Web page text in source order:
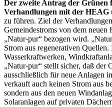
Der zweite Antrag der Grünen
Verhandlungen mit der HEAG
zu führen. Ziel der
Gemeindestroms von dem
„Natur-pur“ bezogen wird.
Strom aus regenerativen
Wasserkraftwerken,
„Natur-pur“ stellt sicher, daß der
ausschließlich für neue Anlagen
verkauft auch keinen Strom aus
sondern aus den neuen
Solaranlagen auf privaten